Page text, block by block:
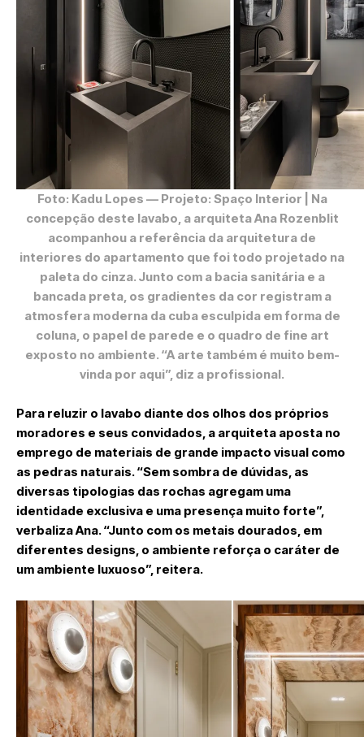
Foto: Kadu Lopes — Projeto: Spaço Interior | Na
concepção deste lavabo, a arquiteta Ana Rozenblit
acompanhou a referência da arquitetura de
interiores do apartamento que foi todo projetado na
paleta do cinza. Junto com a bacia sanitária e a
bancada preta, os gradientes da cor registram a
atmosfera moderna da cuba esculpida em forma de
coluna, o papel de parede e o quadro de fine art
exposto no ambiente. “A arte também é muito bem-
vinda por aqui”, diz a profissional.
Para reluzir o lavabo diante dos olhos dos próprios
moradores e seus convidados, a arquiteta aposta no
emprego de materiais de grande impacto visual como
as pedras naturais. “Sem sombra de dúvidas, as
diversas tipologias das rochas agregam uma
identidade exclusiva e uma presença muito forte”,
verbaliza Ana. “Junto com os metais dourados, em
diferentes designs, o ambiente reforça o caráter de
um ambiente luxuoso”, reitera.